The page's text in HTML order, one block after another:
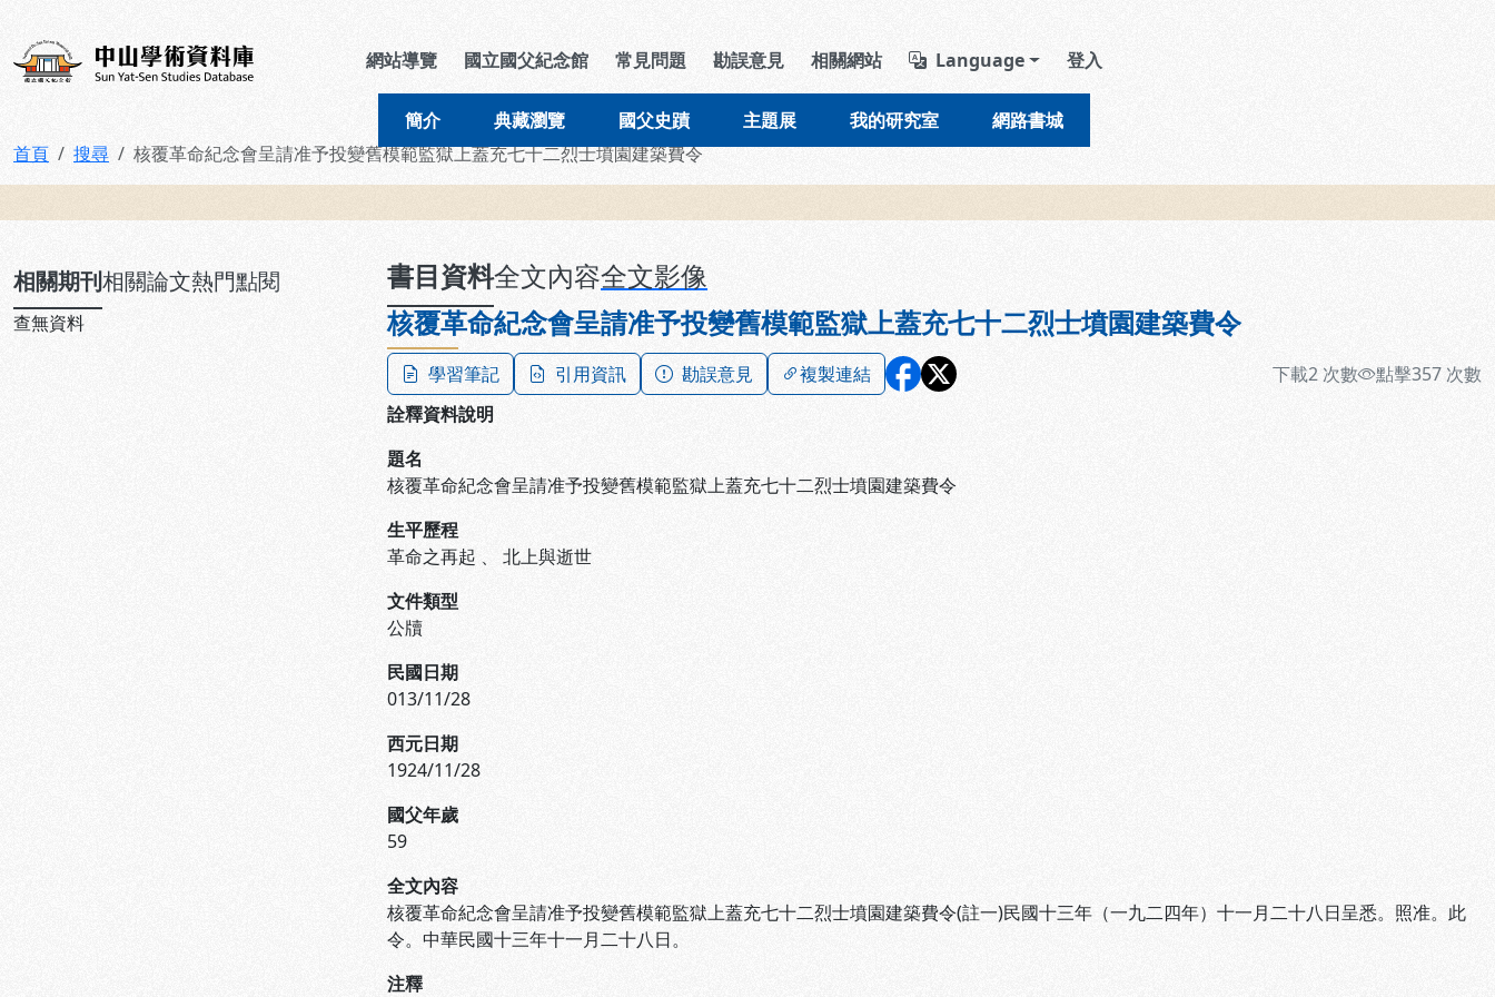
中山學術資料庫 導覽列區塊
網站導覽 國立國父紀念館 常見問題 勘誤意見 相關網站 Language 登入
簡介 典藏瀏覽 國父史蹟 主題展 我的研究室 網路書城
首頁 搜尋 核覆革命紀念會呈請准予投變舊模範監獄上蓋充七十二烈士墳園建築費令
相關期刊相關論文熱門點閱
查無資料
書目資料全文內容全文影像
核覆革命紀念會呈請准予投變舊模範監獄上蓋充七十二烈士墳園建築費令
學習筆記 引用資訊 勘誤意見 複製連結 下載2 次數 點擊357 次數
詮釋資料說明
題名
核覆革命紀念會呈請准予投變舊模範監獄上蓋充七十二烈士墳園建築費令
生平歷程
革命之再起 、 北上與逝世
文件類型
公牘
民國日期
013/11/28
西元日期
1924/11/28
國父年歲
59
全文內容
核覆革命紀念會呈請准予投變舊模範監獄上蓋充七十二烈士墳園建築費令(註一)民國十三年（一九二四年）十一月二十八日呈悉。照准。此
令。中華民國十三年十一月二十八日。
注釋